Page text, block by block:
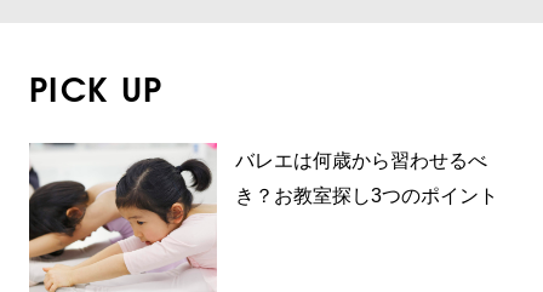
PICK UP
バレエは何歳から習わせるべ
き？お教室探し3つのポイント